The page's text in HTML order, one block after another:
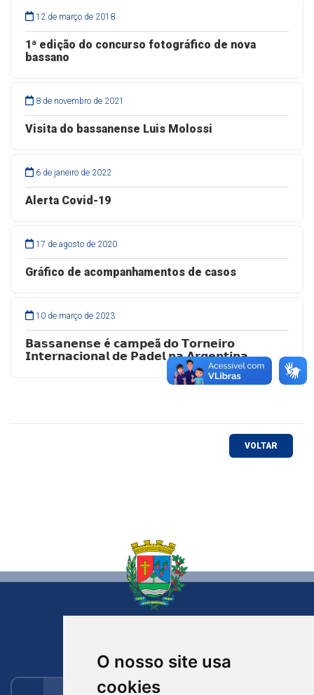
O nosso site usa
cookies
12 de março de 2018
1ª edição do concurso fotográfico de nova
bassano
8 de novembro de 2021
Visita do bassanense Luis Molossi
6 de janeiro de 2022
Alerta Covid-19
17 de agosto de 2020
Gráfico de acompanhamentos de casos
10 de março de 2023
𝗕𝗮𝘀𝘀𝗮𝗻𝗲𝗻𝘀𝗲 é 𝗰𝗮𝗺𝗽𝗲ã 𝗱𝗼 𝗧𝗼𝗿𝗻𝗲𝗶𝗿𝗼
𝗜𝗻𝘁𝗲𝗿𝗻𝗮𝗰𝗶𝗼𝗻𝗮𝗹 𝗱𝗲 𝗣𝗮𝗱𝗲𝗹 𝗻𝗮 𝗔𝗿𝗴𝗲𝗻𝘁𝗶𝗻𝗮
VOLTAR